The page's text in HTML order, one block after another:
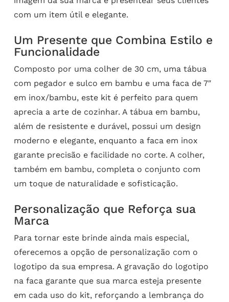
com um item útil e elegante.
Um Presente que Combina Estilo e
Funcionalidade
Composto por uma colher de 30 cm, uma tábua
com pegador e sulco em bambu e uma faca de 7″
em inox/bambu, este kit é perfeito para quem
aprecia a arte de cozinhar. A tábua em bambu,
além de resistente e durável, possui um design
moderno e elegante, enquanto a faca em inox
garante precisão e facilidade no corte. A colher,
também em bambu, completa o conjunto com
um toque de naturalidade e sofisticação.
Personalização que Reforça sua
Marca
Para tornar este brinde ainda mais especial,
oferecemos a opção de personalização com o
logotipo da sua empresa. A gravação do logotipo
na faca garante que sua marca esteja presente
em cada uso do kit, reforçando a lembrança do